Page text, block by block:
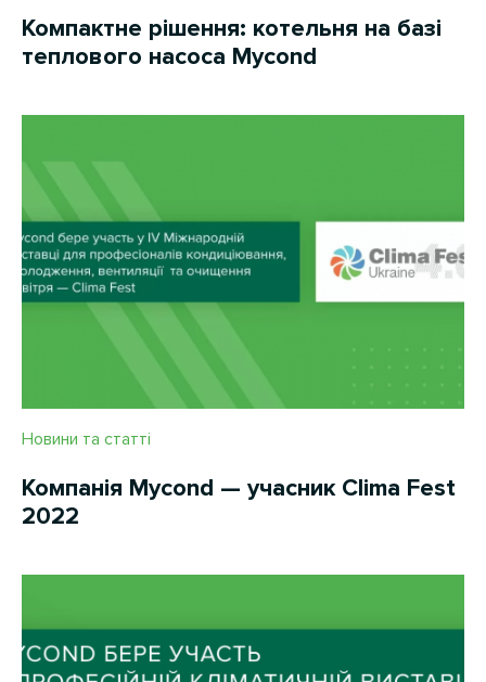
Компактне рішення: котельня на базі
теплового насосa Mycond
Новини та статті
Компанія Mycond — учасник Сlima Fest
2022